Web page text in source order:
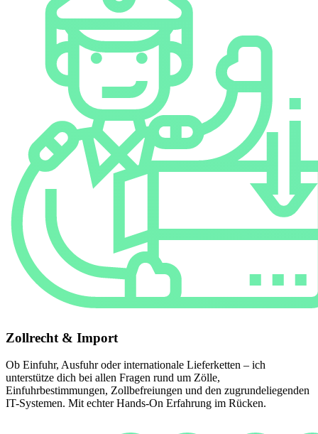
Zollrecht & Import
Ob Einfuhr, Ausfuhr oder internationale Lieferketten – ich
unterstütze dich bei allen Fragen rund um Zölle,
Einfuhrbestimmungen, Zollbefreiungen und den zugrundeliegenden
IT-Systemen. Mit echter Hands-On Erfahrung im Rücken.